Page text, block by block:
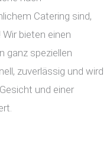
Catering sind,
bieten einen
ganz speziellen
zuverlässig und wird
und einer